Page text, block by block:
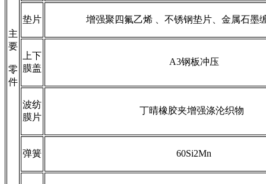
主
要
零
件
垫片 增强聚四氟乙烯 、不锈钢垫片、金属石墨
上下
膜盖
A3钢板冲压
波纺
膜片
丁晴橡胶夹增强涤沦织物
弹簧 60Si2Mn